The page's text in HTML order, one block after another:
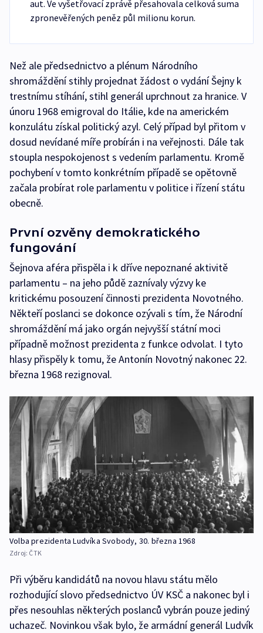
aut. Ve vyšetřovací zprávě přesahovala celková suma
zpronevěřených peněz půl milionu korun.
Než ale předsednictvo a plénum Národního
shromáždění stihly projednat žádost o vydání Šejny k
trestnímu stíhání, stihl generál uprchnout za hranice. V
únoru 1968 emigroval do Itálie, kde na americkém
konzulátu získal politický azyl. Celý případ byl přitom v
dosud nevídané míře probírán i na veřejnosti. Dále tak
stoupla nespokojenost s vedením parlamentu. Kromě
pochybení v tomto konkrétním případě se opětovně
začala probírat role parlamentu v politice i řízení státu
obecně.
První ozvěny demokratického
fungování
Šejnova aféra přispěla i k dříve nepoznané aktivitě
parlamentu – na jeho půdě zaznívaly výzvy ke
kritickému posouzení činnosti prezidenta Novotného.
Někteří poslanci se dokonce ozývali s tím, že Národní
shromáždění má jako orgán nejvyšší státní moci
případně možnost prezidenta z funkce odvolat. I tyto
hlasy přispěly k tomu, že Antonín Novotný nakonec 22.
března 1968 rezignoval.
Volba prezidenta Ludvíka Svobody, 30. března 1968
Zdroj: ČTK
Při výběru kandidátů na novou hlavu státu mělo
rozhodující slovo předsednictvo ÚV KSČ a nakonec byl i
přes nesouhlas některých poslanců vybrán pouze jediný
uchazeč. Novinkou však bylo, že armádní generál Ludvík